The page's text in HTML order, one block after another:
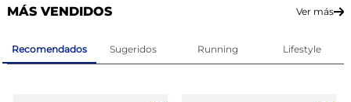
MÁS VENDIDOS Ver más
Recomendados Sugeridos Running Lifestyle